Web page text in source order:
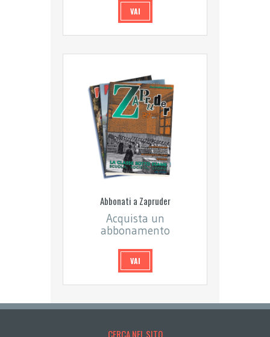
VAI
Abbonati a Zapruder
Acquista un
abbonamento
VAI
CERCA NEL SITO